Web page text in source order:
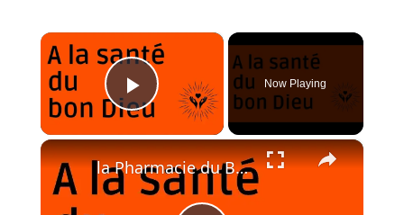
×
Play Video
Now Playing
×
la Pharmacie du Bon Dieu est toujours ouverte